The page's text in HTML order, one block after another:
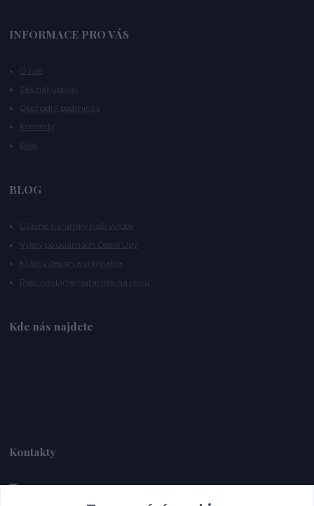
INFORMACE PRO VÁS
O nás
Jak nakupovat
Obchodní podmínky
Kontakty
Blog
BLOG
Úžasné náramky naší výroby
Výlety po sklárnách České Lípy
Krásný design a originalita
Rádi vyrobíme náramek na míru
Kde nás najdete
Kontakty